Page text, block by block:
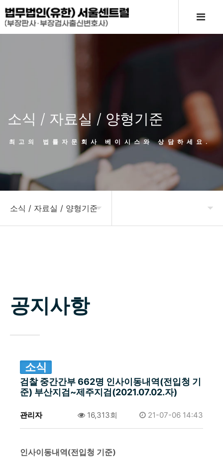
소식 / 자료실 / 양형기준
최고의 법률자문회사 베이시스와 상담하세요.
소식 / 자료실 / 양형기준
상담신청
공지사항
소식
검찰 중간간부 662명 인사이동내역(전입청 기
준) 부산지검~제주지검(2021.07.02.자)
관리자 16,313회 21-07-06 14:43
인사이동내역(전입청 기준)